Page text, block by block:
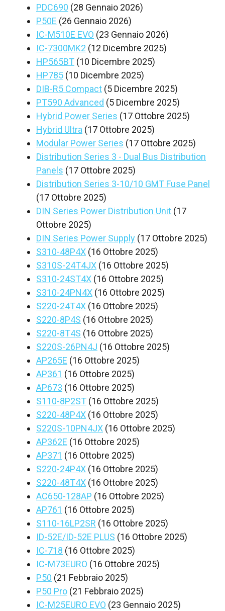
PDC690 (28 Gennaio 2026)
P50E (26 Gennaio 2026)
IC-M510E EVO (23 Gennaio 2026)
IC-7300MK2 (12 Dicembre 2025)
HP565BT (10 Dicembre 2025)
HP785 (10 Dicembre 2025)
DIB-R5 Compact (5 Dicembre 2025)
PT590 Advanced (5 Dicembre 2025)
Hybrid Power Series (17 Ottobre 2025)
Hybrid Ultra (17 Ottobre 2025)
Modular Power Series (17 Ottobre 2025)
Distribution Series 3 - Dual Bus Distribution
Panels (17 Ottobre 2025)
Distribution Series 3-10/10 GMT Fuse Panel
(17 Ottobre 2025)
DIN Series Power Distribution Unit (17
Ottobre 2025)
DIN Series Power Supply (17 Ottobre 2025)
S310-48P4X (16 Ottobre 2025)
S310S-24T4JX (16 Ottobre 2025)
S310-24ST4X (16 Ottobre 2025)
S310-24PN4X (16 Ottobre 2025)
S220-24T4X (16 Ottobre 2025)
S220-8P4S (16 Ottobre 2025)
S220-8T4S (16 Ottobre 2025)
S220S-26PN4J (16 Ottobre 2025)
AP265E (16 Ottobre 2025)
AP361 (16 Ottobre 2025)
AP673 (16 Ottobre 2025)
S110-8P2ST (16 Ottobre 2025)
S220-48P4X (16 Ottobre 2025)
S220S-10PN4JX (16 Ottobre 2025)
AP362E (16 Ottobre 2025)
AP371 (16 Ottobre 2025)
S220-24P4X (16 Ottobre 2025)
S220-48T4X (16 Ottobre 2025)
AC650-128AP (16 Ottobre 2025)
AP761 (16 Ottobre 2025)
S110-16LP2SR (16 Ottobre 2025)
ID-52E/ID-52E PLUS (16 Ottobre 2025)
IC-718 (16 Ottobre 2025)
IC-M73EURO (16 Ottobre 2025)
P50 (21 Febbraio 2025)
P50 Pro (21 Febbraio 2025)
IC-M25EURO EVO (23 Gennaio 2025)